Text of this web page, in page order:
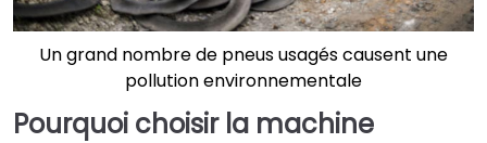
Un grand nombre de pneus usagés causent une
pollution environnementale
Pourquoi choisir la machine